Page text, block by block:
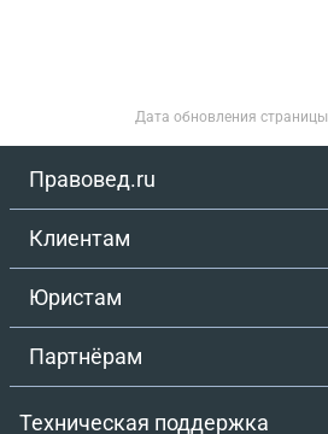
Дата обновления страницы
Правовед.ru
Клиентам
Юристам
Партнёрам
Техническая поддержка